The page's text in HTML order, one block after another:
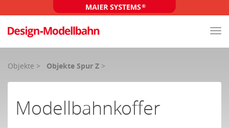
Objekte > Objekte Spur Z >
Modellbahnkoffer